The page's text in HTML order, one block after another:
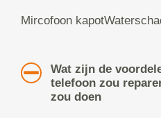
Mircofoon
Wat zijn de
telefoon zou
zou doen